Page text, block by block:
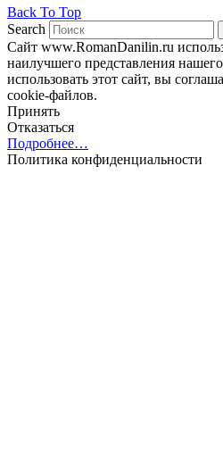
Back To Top
Search
Сайт www.RomanDanilin.ru
наилучшего представления
использовать этот сайт, вы
cookie-файлов.
Принять
Отказаться
Подробнее…
Политика конфиденциальности